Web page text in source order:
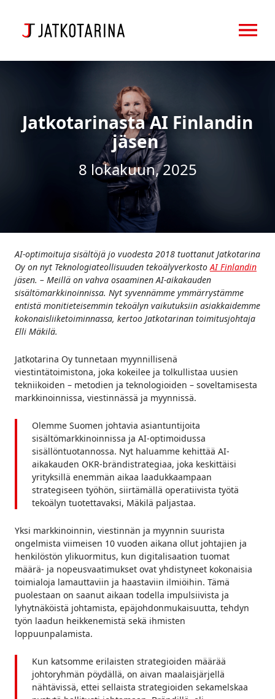
Jatkotarinasta AI Finlandin
jäsen
8 lokakuun, 2025
AI-optimoituja sisältöjä jo vuodesta 2018 tuottanut Jatkotarina
Oy on nyt Teknologiateollisuuden tekoälyverkosto AI Finlandin
jäsen. – Meillä on vahva osaaminen AI-aikakauden
sisältömarkkinoinnissa. Nyt syvennämme ymmärrystämme
entistä monitieteisemmin tekoälyn vaikutuksiin asiakkaidemme
kokonaisliiketoiminnassa, kertoo Jatkotarinan toimitusjohtaja
Elli Mäkilä.
Jatkotarina Oy tunnetaan myynnillisenä
viestintätoimistona, joka kokeilee ja tolkullistaa uusien
tekniikoiden – metodien ja teknologioiden – soveltamisesta
markkinoinnissa, viestinnässä ja myynnissä.
Olemme Suomen johtavia asiantuntijoita
sisältömarkkinoinnissa ja AI-optimoidussa
sisällöntuotannossa. Nyt haluamme kehittää AI-
aikakauden OKR-brändistrategiaa, joka keskittäisi
yrityksillä enemmän aikaa laadukkaampaan
strategiseen työhön, siirtämällä operatiivista työtä
tekoälyn tuotettavaksi, Mäkilä paljastaa.
Yksi markkinoinnin, viestinnän ja myynnin suurista
ongelmista viimeisen 10 vuoden aikana ollut johtajien ja
henkilöstön ylikuormitus, kun digitalisaation tuomat
määrä- ja nopeusvaatimukset ovat yhdistyneet kokonaisia
toimialoja lamauttaviin ja haastaviin ilmiöihin. Tämä
puolestaan on saanut aikaan todella impulsiivista ja
lyhytnäköistä johtamista, epäjohdonmukaisuutta, tehdyn
työn laadun heikkenemistä sekä ihmisten
loppuunpalamista.
Kun katsomme erilaisten strategioiden määrää
johtoryhmän pöydällä, on aivan maalaisjärjellä
nähtävissä, ettei sellaista strategioiden sekamelskaa